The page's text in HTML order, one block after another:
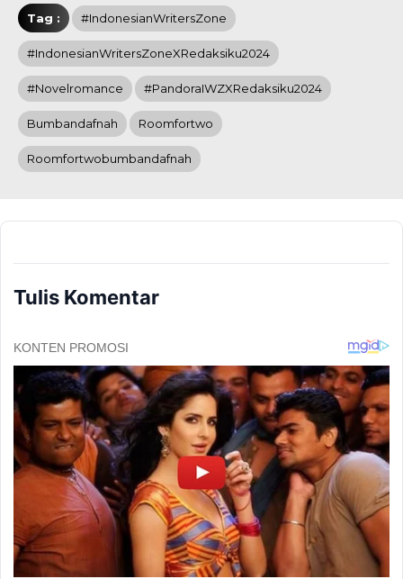
Tag : #IndonesianWritersZone
#IndonesianWritersZoneXRedaksiku2024
#novelromance #PandoraIWZXRedaksiku2024
Bumbandafnah Roomfortwo
Roomfortwobumbandafnah
Tulis Komentar